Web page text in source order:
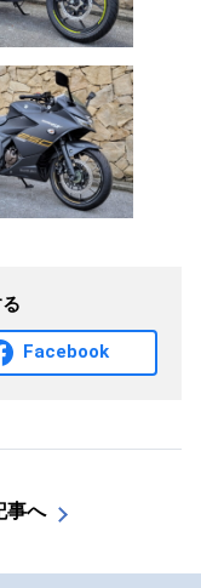
Facebook
事へ